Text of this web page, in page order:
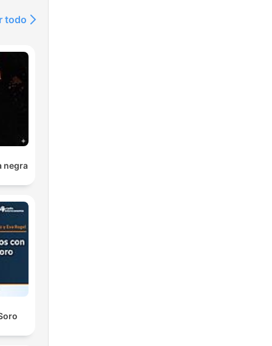
todo
negra